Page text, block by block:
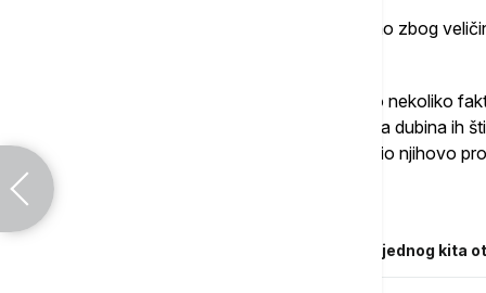
Ovo otkriće iznenadilo je naučnike ne samo zbog
Autori studije navode da je tome doprinelo nekoliko
napadima crva koji se hrane kostima, velika dubina ih
minerala iz morske vode dodatno je usporio njihovo
Put dug 15.000 kilometara: Kako je rep jednog kita